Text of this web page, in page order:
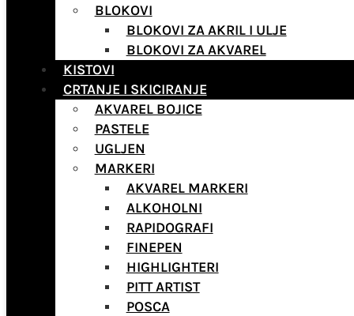
BLOKOVI
BLOKOVI ZA AKRIL I ULJE
BLOKOVI ZA AKVAREL
KISTOVI
CRTANJE I SKICIRANJE
AKVAREL BOJICE
PASTELE
UGLJEN
MARKERI
AKVAREL MARKERI
ALKOHOLNI
RAPIDOGRAFI
FINEPEN
HIGHLIGHTERI
PITT ARTIST
POSCA